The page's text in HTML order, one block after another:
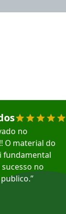
recomenda o
no
O material do
fundamental
no